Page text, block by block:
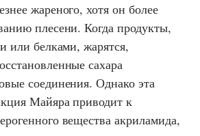
жареного, хотя он более
плесени. Когда продукты,
или белками, жарятся,
сахара
соединения. Однако эта
Майяра приводит к
вещества акриламида,